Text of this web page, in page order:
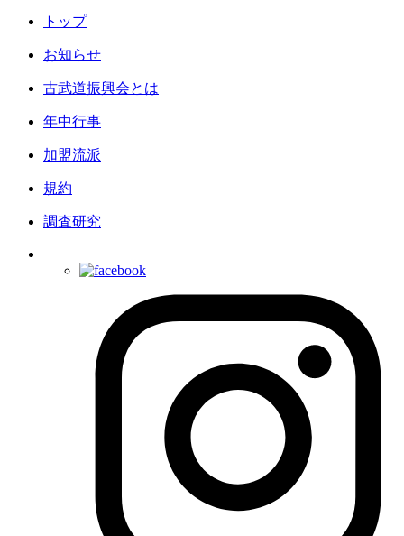
トップ
お知らせ
古武道振興会とは
年中行事
加盟流派
規約
調査研究